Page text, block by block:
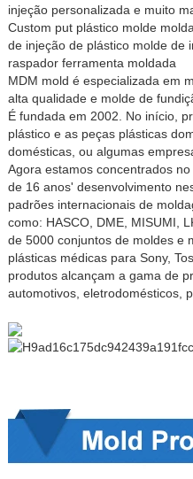
injeção personalizada e muito
Custom put plástico molde
de injeção de plástico molde de
raspador ferramenta moldada
MDM mold é especializada em
alta qualidade e molde de
É fundada em 2002. No início,
plástico e as peças plásticas
domésticas, ou algumas
Agora estamos concentrados
de 16 anos' desenvolvimento
padrões internacionais de
como: HASCO, DME, MISUMI,
de 5000 conjuntos de moldes e
plásticas médicas para Sony,
produtos alcançam a gama de
automotivos, eletrodomésticos,